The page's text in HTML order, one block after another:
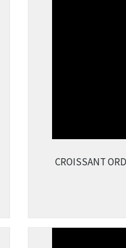
CROISSANT